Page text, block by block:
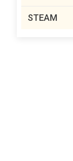
STEAM